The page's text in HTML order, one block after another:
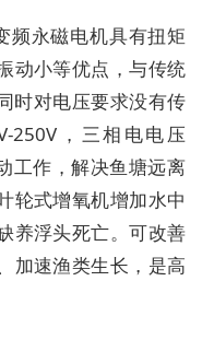
频永磁电机具有扭矩
动小等优点 ，与传统
时对电压要求没有传
250V，三相电电压
工作，解决鱼塘远离
轮式增氧机增加水中
养浮头死亡。可改善
加速渔类生长，是高